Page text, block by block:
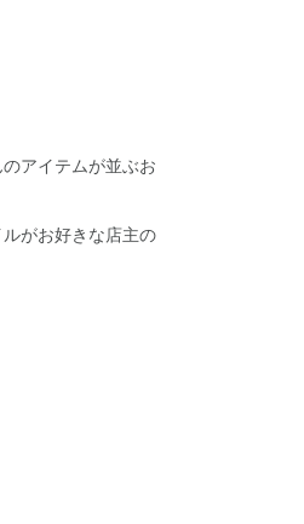
アイテムが並ぶお
がお好きな店主の